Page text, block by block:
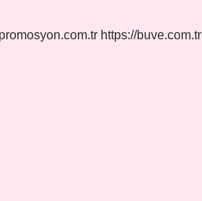
https://buve.com.tr